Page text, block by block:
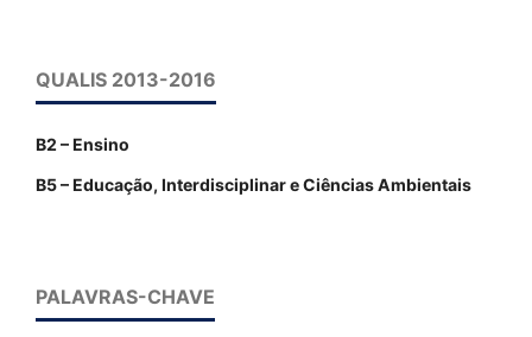
QUALIS 2013-2016
B2 – Ensino
B5 – Educação, Interdisciplinar e Ciências Ambientais
PALAVRAS-CHAVE